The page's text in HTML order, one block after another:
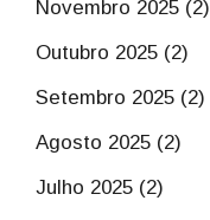
Novembro 2025 (2)
Outubro 2025 (2)
Setembro 2025 (2)
Agosto 2025 (2)
Julho 2025 (2)